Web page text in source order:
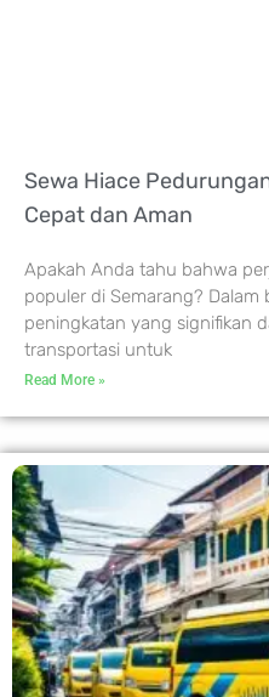
Sewa Hiace
Cepat dan Aman
Apakah Anda tahu bahwa
populer di Semarang?
peningkatan yang signifikan
transportasi untuk
Read More »